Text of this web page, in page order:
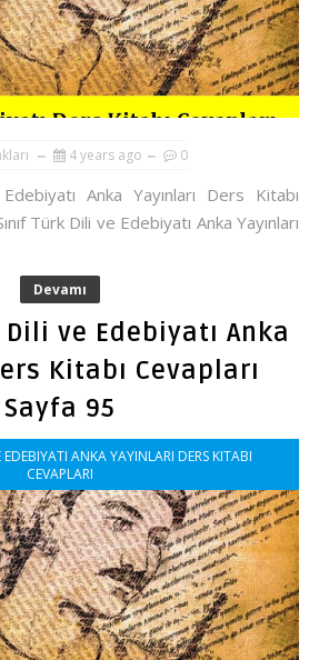
4 years ago 0
Anka Yayınları Ders Kitabı
Türk Dili ve Edebiyatı Anka Yayınları
Devamı
Dili ve Edebiyatı Anka
Kitabı Cevapları
Sayfa 95
ANKA YAYINLARI DERS KITABI
CEVAPLARI